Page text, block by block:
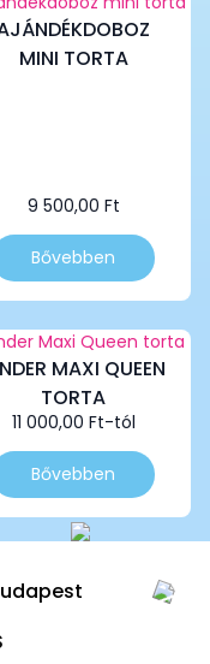
MINI TORTA
9 500,00 Ft
Bővebben
változatok
MAXI QUEEN
TORTA
11 000,00 Ft-tól
Bővebben